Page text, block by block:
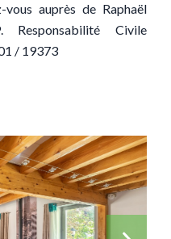
auprès de Raphaël
Responsabilité Civile
/ 19373